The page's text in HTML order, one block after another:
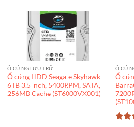
Ổ CỨNG LƯU TRỮ
Ổ cứng HDD Seagate Skyhawk
6TB 3.5 inch, 5400RPM, SATA,
256MB Cache (ST6000VX001)
Ổ
Ổ